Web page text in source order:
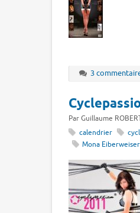
3
Par Guillaume
calendrier
Mona Eiberweiser